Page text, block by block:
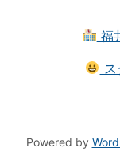
福
Powered by